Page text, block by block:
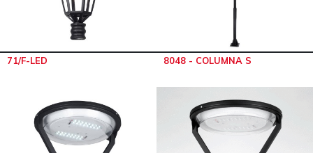
71/F-LED 8048 - COLUMNA S